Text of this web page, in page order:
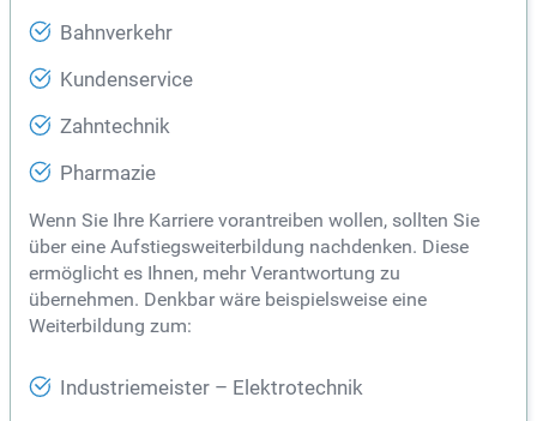
Bahnverkehr
Kundenservice
Zahntechnik
Pharmazie
Wenn Sie Ihre Karriere vorantreiben wollen, sollten Sie
über eine Aufstiegsweiterbildung nachdenken. Diese
ermöglicht es Ihnen, mehr Verantwortung zu
übernehmen. Denkbar wäre beispielsweise eine
Weiterbildung zum:
Industriemeister – Elektrotechnik